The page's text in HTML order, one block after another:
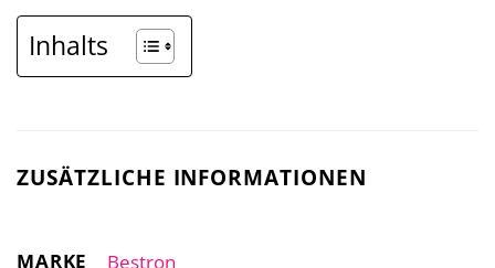
Inhalts
ZUSÄTZLICHE INFORMATIONEN
MARKE Bestron